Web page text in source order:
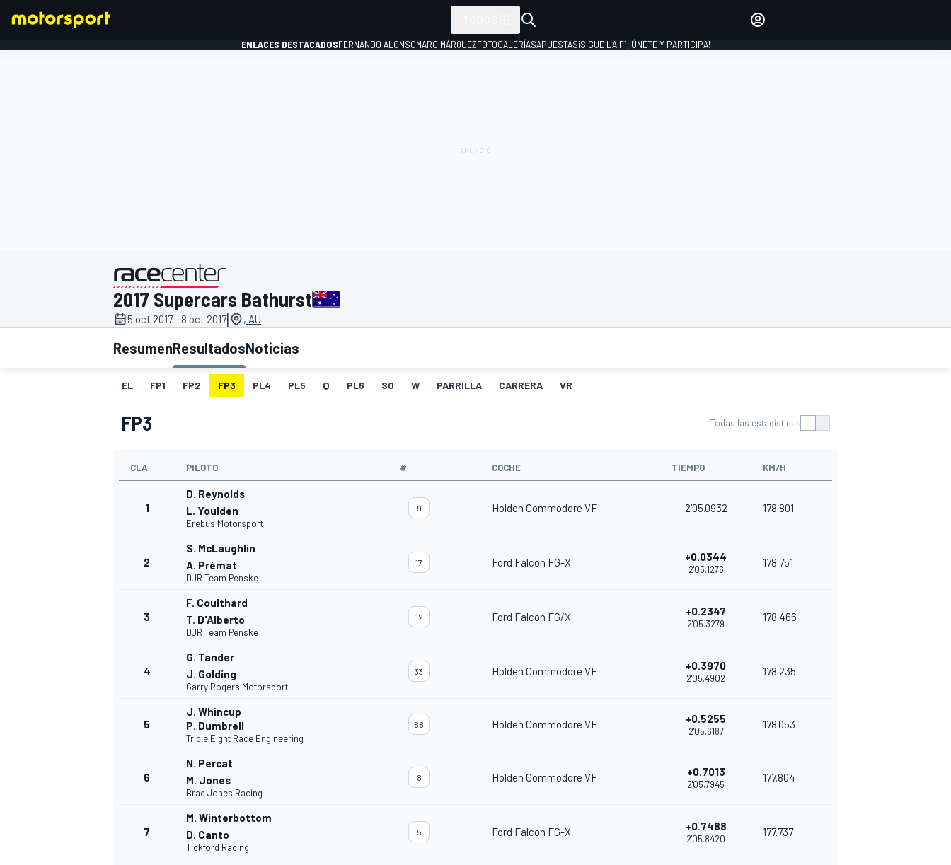
INDYCAR WRC
ENLACES DESTACADOSFERNANDO ALONSOMARC MÁRQUEZFOTOGALERÍASAPUESTAS¡SIGUE LA F1, ÚNETE Y PARTICIPA!
2017 Supercars Bathurst
5 oct 2017 - 8 oct 2017| , AU
ResumenResultadosNoticias
EL FP1 FP2 FP3 PL4 PL5 Q PL6 SO W PARRILLA CARRERA VR
FP3 Todas las estadísticas
CLA PILOTO # COCHE TIEMPO KM/H
1
D. Reynolds
L. Youlden
Erebus Motorsport
9 Holden Commodore VF 2'05.0932 178.801
2
S. McLaughlin
A. Prémat
DJR Team Penske
17 Ford Falcon FG-X +0.0344
2'05.1276
178.751
3
F. Coulthard
T. D'Alberto
DJR Team Penske
12 Ford Falcon FG/X +0.2347
2'05.3279
178.466
4
G. Tander
J. Golding
Garry Rogers Motorsport
33 Holden Commodore VF +0.3970
2'05.4902
178.235
5
J. Whincup
P. Dumbrell
Triple Eight Race Engineering
88 Holden Commodore VF +0.5255
2'05.6187
178.053
6
N. Percat
M. Jones
Brad Jones Racing
8 Holden Commodore VF +0.7013
2'05.7945
177.804
7
M. Winterbottom
D. Canto
Tickford Racing
5 Ford Falcon FG-X +0.7488
2'05.8420
177.737